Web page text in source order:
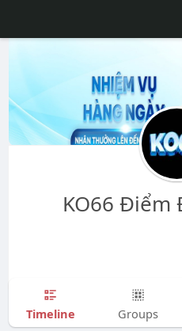
KO66 Điểm
Timeline Groups